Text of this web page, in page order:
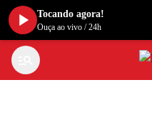
Tocando agora!
Ouça ao vivo /24h